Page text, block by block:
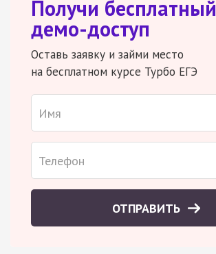
Получи бесплатный
демо-доступ
Оставь заявку и займи место
на бесплатном курсе Турбо ЕГЭ
ОТПРАВИТЬ